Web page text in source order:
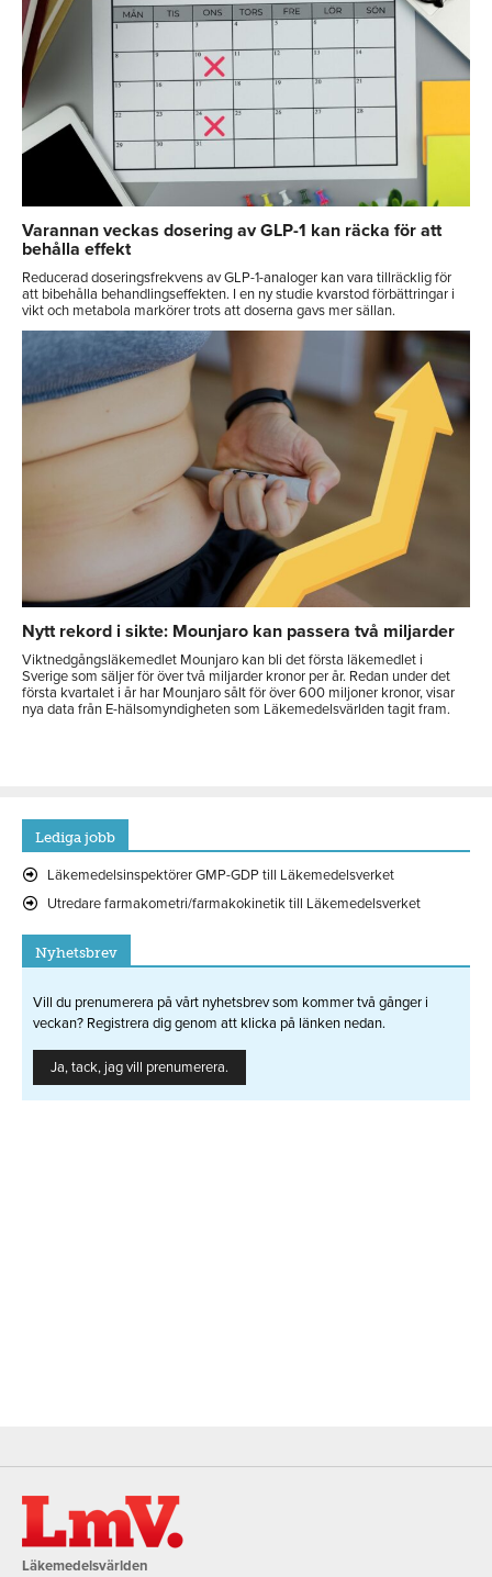
Varannan veckas dosering av GLP-1 kan räcka för att
behålla effekt
Reducerad doseringsfrekvens av GLP-1-analoger kan vara tillräcklig för
att bibehålla behandlingseffekten. I en ny studie kvarstod förbättringar i
vikt och metabola markörer trots att doserna gavs mer sällan.
Nytt rekord i sikte: Mounjaro kan passera två miljarder
Viktnedgångsläkemedlet Mounjaro kan bli det första läkemedlet i
Sverige som säljer för över två miljarder kronor per år. Redan under det
första kvartalet i år har Mounjaro sålt för över 600 miljoner kronor, visar
nya data från E-hälsomyndigheten som Läkemedelsvärlden tagit fram.
Lediga jobb
Läkemedelsinspektörer GMP-GDP till Läkemedelsverket
Utredare farmakometri/farmakokinetik till Läkemedelsverket
Nyhetsbrev
Vill du prenumerera på vårt nyhetsbrev som kommer två gånger i
veckan? Registrera dig genom att klicka på länken nedan.
Ja, tack, jag vill prenumerera.
Läkemedelsvärlden